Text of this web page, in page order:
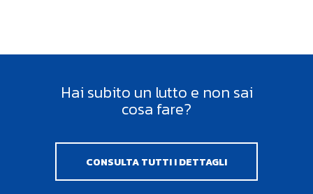
Hai subito un lutto e non sai
cosa fare?
CONSULTA TUTTI I DETTAGLI